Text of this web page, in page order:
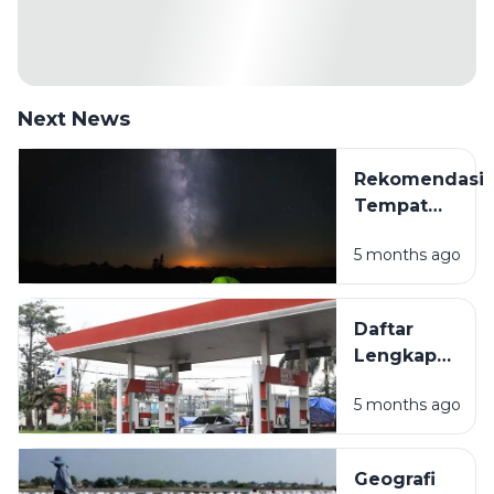
Next News
Rekomendasi
Tempat
di Sampang
Madura
Liburan Akhir
Pekan
5 months ago
Daftar
Lengkap
SPBU di
Sampang
dan
5 months ago
Geografi